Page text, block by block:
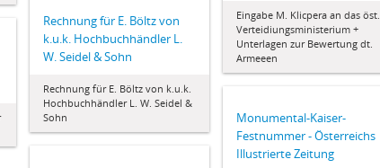
Eingabe M. Klicpera an das öst.
Verteidiungsministerium +
Unterlagen zur Bewertung dt.
Armeeen
Rechnung für E. Böltz von
k.u.k. Hochbuchhändler L.
W. Seidel & Sohn
Rechnung für E. Böltz von k.u.k.
Hochbuchhändler L. W. Seidel &
Sohn
Monumental-Kaiser-
Festnummer - Österreichs
Illustrierte Zeitung